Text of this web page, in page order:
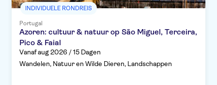
INDIVIDUELE RONDREIS
Portugal
Azoren: cultuur & natuur op São Miguel, Terceira,
Pico & Faial
Vanaf aug 2026 / 15 Dagen
Wandelen, Natuur en Wilde Dieren, Landschappen